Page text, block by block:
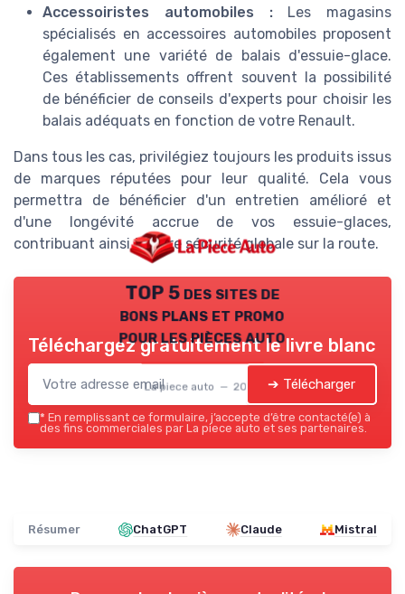
Accessoiristes automobiles :Les magasins
spécialisés en accessoires automobiles proposent
également une variété de balais d'essuie-glace.
Ces établissements offrent souvent la possibilité
de bénéficier de conseils d'experts pour choisir les
balais adéquats en fonction de votre Renault.
Dans tous les cas, privilégiez toujours les produits issus
de marques réputées pour leur qualité. Cela vous
permettra de bénéficier d'un entretien amélioré et
d'une longévité accrue de vos essuie-glaces,
contribuant ainsi à votre sécurité globale sur la route.
TOP 5 des sites de
bons plans et promo
pour les pièces auto
La piece auto — 2026
Téléchargez gratuitement le livre blanc
➔ Télécharger
* En remplissant ce formulaire, j’accepte d’être contacté(e) à
des fins commerciales par La piece auto et ses partenaires.
Résumer ChatGPT Claude Mistral